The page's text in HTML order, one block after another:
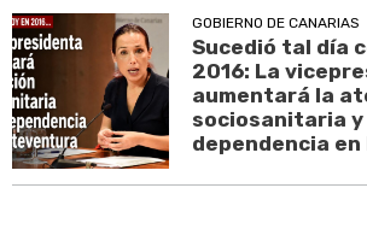
GOBIERNO DE CANARIAS
Sucedió tal día
2016: La
aumentará la
sociosanitaria y
dependencia